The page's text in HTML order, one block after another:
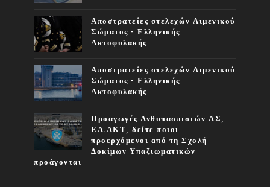
Αποστρατείες στελεχών Λιμενικού
Σώματος - Ελληνικής
Ακτοφυλακής
Αποστρατείες στελεχών Λιμενικού
Σώματος - Ελληνικής
Ακτοφυλακής
Προαγωγές Ανθυπασπιστών ΛΣ,
ΕΛ.ΑΚΤ, δείτε ποιοι
προερχόμενοι από τη Σχολή
Δοκίμων Υπαξιωματικών
προάγονται